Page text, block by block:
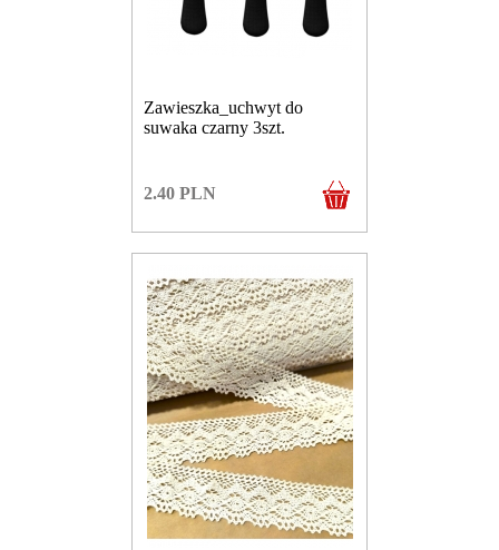
Zawieszka_uchwyt do
suwaka czarny 3szt.
2.40 PLN